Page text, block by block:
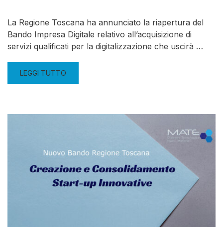
La Regione Toscana ha annunciato la riapertura del
Bando Impresa Digitale relativo all’acquisizione di
servizi qualificati per la digitalizzazione che uscirà …
LEGGI TUTTO